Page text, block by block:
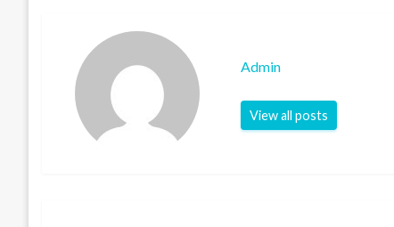
Admin
View all posts